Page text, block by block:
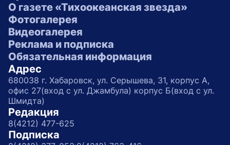
О газете «Тихоокеанская звезда»
Фотогалерея
Видеогалерея
Реклама и подписка
Обязательная информация
Адрес
680038 г. Хабаровск, ул. Серышева, 31, корпус А,
офис 27(вход с ул. Джамбула) корпус Б(вход с ул.
Шмидта)
Редакция
8(4212) 477-625
Подписка